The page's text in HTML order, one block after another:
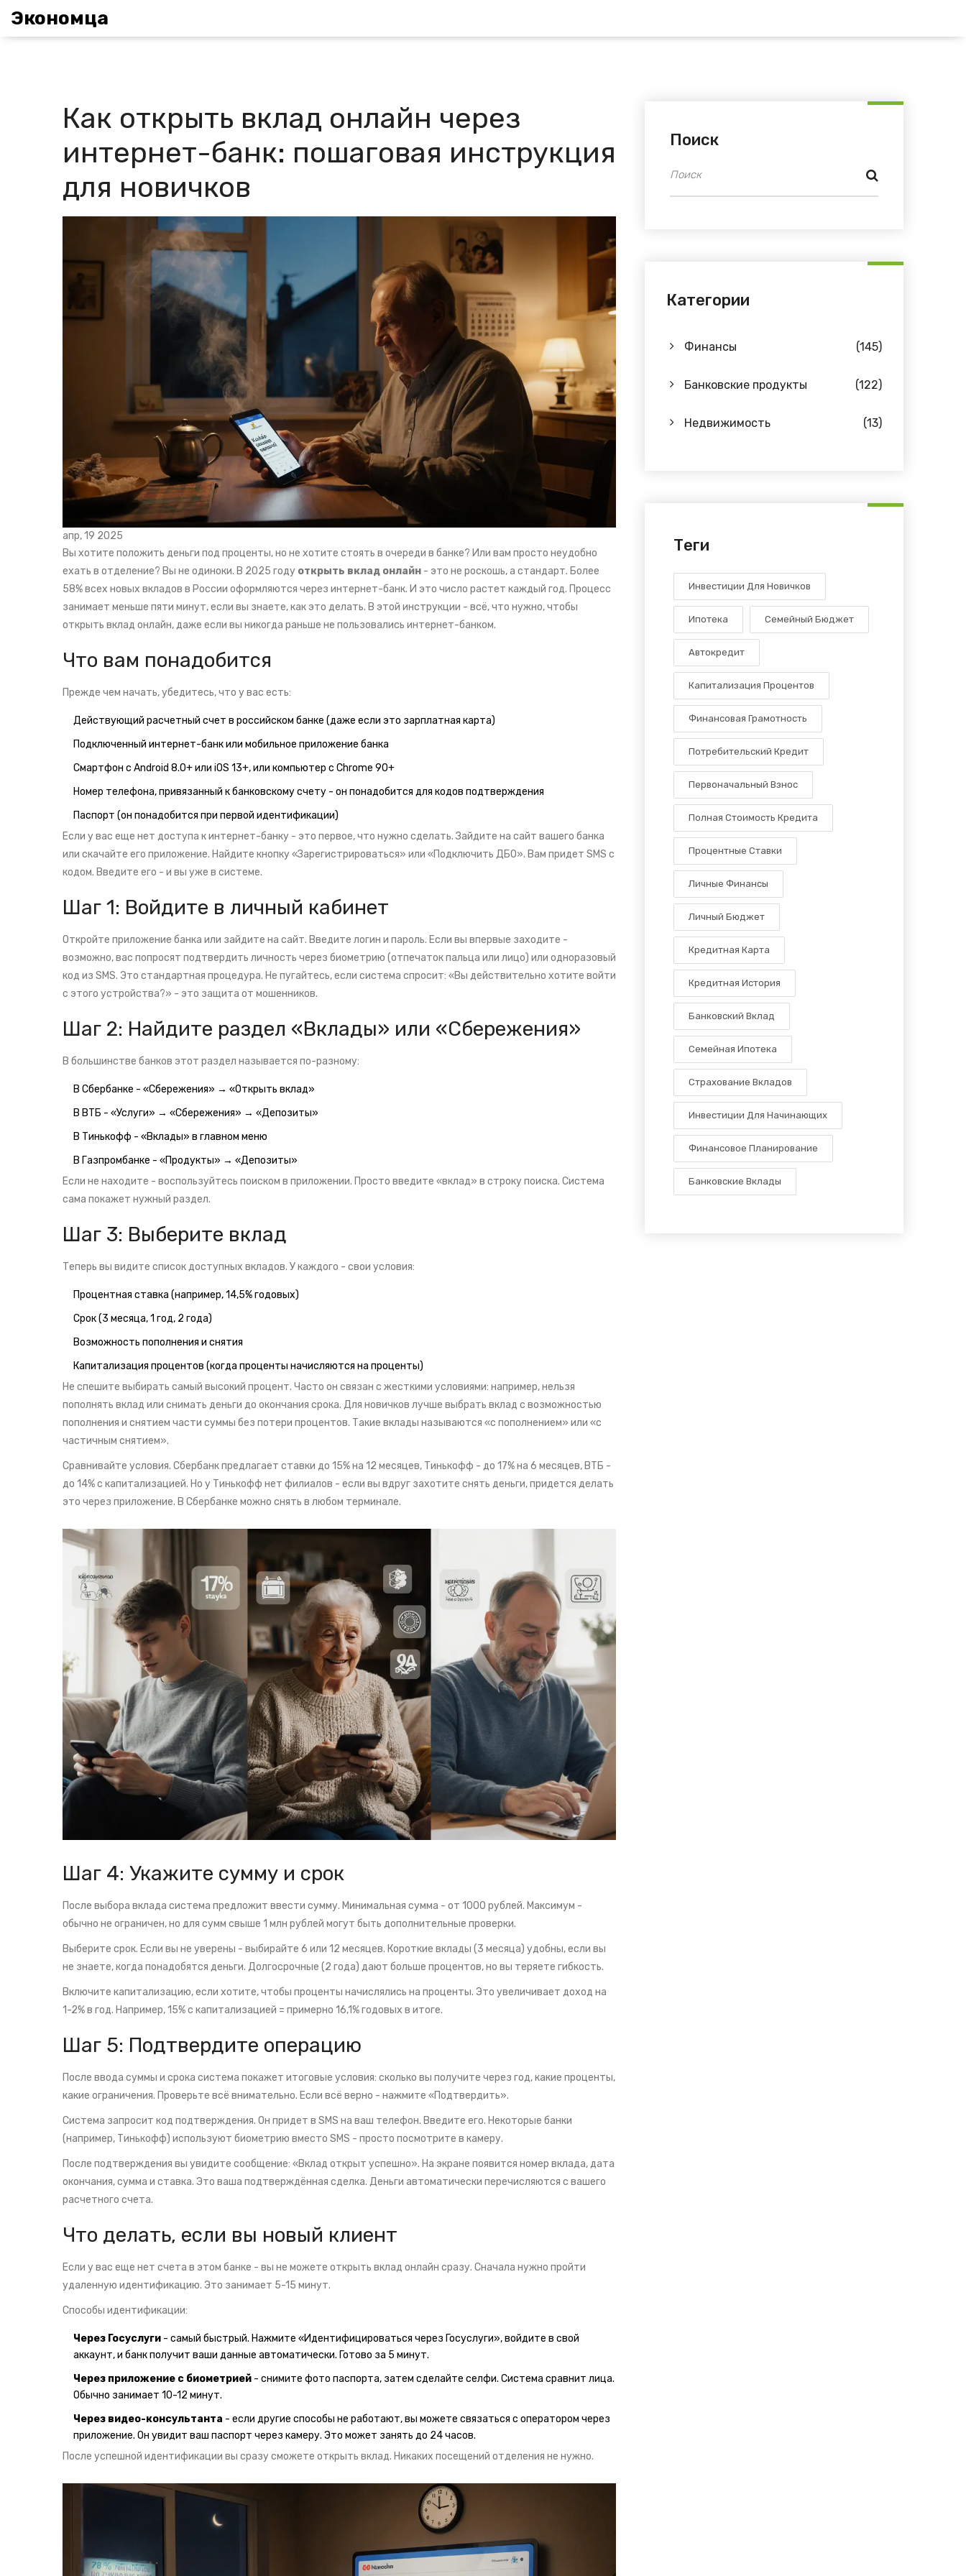
Экономца
Как открыть вклад онлайн через
интернет-банк: пошаговая инструкция
для новичков
апр, 19 2025
Вы хотите положить деньги под проценты, но не хотите стоять в очереди в банке? Или вам просто неудобно
ехать в отделение? Вы не одиноки. В 2025 году открыть вклад онлайн - это не роскошь, а стандарт. Более
58% всех новых вкладов в России оформляются через интернет-банк. И это число растет каждый год. Процесс
занимает меньше пяти минут, если вы знаете, как это делать. В этой инструкции - всё, что нужно, чтобы
открыть вклад онлайн, даже если вы никогда раньше не пользовались интернет-банком.
Что вам понадобится
Прежде чем начать, убедитесь, что у вас есть:
Действующий расчетный счет в российском банке (даже если это зарплатная карта)
Подключенный интернет-банк или мобильное приложение банка
Смартфон с Android 8.0+ или iOS 13+, или компьютер с Chrome 90+
Номер телефона, привязанный к банковскому счету - он понадобится для кодов подтверждения
Паспорт (он понадобится при первой идентификации)
Если у вас еще нет доступа к интернет-банку - это первое, что нужно сделать. Зайдите на сайт вашего банка
или скачайте его приложение. Найдите кнопку «Зарегистрироваться» или «Подключить ДБО». Вам придет SMS с
кодом. Введите его - и вы уже в системе.
Шаг 1: Войдите в личный кабинет
Откройте приложение банка или зайдите на сайт. Введите логин и пароль. Если вы впервые заходите -
возможно, вас попросят подтвердить личность через биометрию (отпечаток пальца или лицо) или одноразовый
код из SMS. Это стандартная процедура. Не пугайтесь, если система спросит: «Вы действительно хотите войти
с этого устройства?» - это защита от мошенников.
Шаг 2: Найдите раздел «Вклады» или «Сбережения»
В большинстве банков этот раздел называется по-разному:
В Сбербанке - «Сбережения» → «Открыть вклад»
В ВТБ - «Услуги» → «Сбережения» → «Депозиты»
В Тинькофф - «Вклады» в главном меню
В Газпромбанке - «Продукты» → «Депозиты»
Если не находите - воспользуйтесь поиском в приложении. Просто введите «вклад» в строку поиска. Система
сама покажет нужный раздел.
Шаг 3: Выберите вклад
Теперь вы видите список доступных вкладов. У каждого - свои условия:
Процентная ставка (например, 14,5% годовых)
Срок (3 месяца, 1 год, 2 года)
Возможность пополнения и снятия
Капитализация процентов (когда проценты начисляются на проценты)
Не спешите выбирать самый высокий процент. Часто он связан с жесткими условиями: например, нельзя
пополнять вклад или снимать деньги до окончания срока. Для новичков лучше выбрать вклад с возможностью
пополнения и снятием части суммы без потери процентов. Такие вклады называются «с пополнением» или «с
частичным снятием».
Сравнивайте условия. Сбербанк предлагает ставки до 15% на 12 месяцев, Тинькофф - до 17% на 6 месяцев, ВТБ -
до 14% с капитализацией. Но у Тинькофф нет филиалов - если вы вдруг захотите снять деньги, придется делать
это через приложение. В Сбербанке можно снять в любом терминале.
Шаг 4: Укажите сумму и срок
После выбора вклада система предложит ввести сумму. Минимальная сумма - от 1000 рублей. Максимум -
обычно не ограничен, но для сумм свыше 1 млн рублей могут быть дополнительные проверки.
Выберите срок. Если вы не уверены - выбирайте 6 или 12 месяцев. Короткие вклады (3 месяца) удобны, если вы
не знаете, когда понадобятся деньги. Долгосрочные (2 года) дают больше процентов, но вы теряете гибкость.
Включите капитализацию, если хотите, чтобы проценты начислялись на проценты. Это увеличивает доход на
1-2% в год. Например, 15% с капитализацией = примерно 16,1% годовых в итоге.
Шаг 5: Подтвердите операцию
После ввода суммы и срока система покажет итоговые условия: сколько вы получите через год, какие проценты,
какие ограничения. Проверьте всё внимательно. Если всё верно - нажмите «Подтвердить».
Система запросит код подтверждения. Он придет в SMS на ваш телефон. Введите его. Некоторые банки
(например, Тинькофф) используют биометрию вместо SMS - просто посмотрите в камеру.
После подтверждения вы увидите сообщение: «Вклад открыт успешно». На экране появится номер вклада, дата
окончания, сумма и ставка. Это ваша подтверждённая сделка. Деньги автоматически перечисляются с вашего
расчетного счета.
Что делать, если вы новый клиент
Если у вас еще нет счета в этом банке - вы не можете открыть вклад онлайн сразу. Сначала нужно пройти
удаленную идентификацию. Это занимает 5-15 минут.
Способы идентификации:
Через Госуслуги - самый быстрый. Нажмите «Идентифицироваться через Госуслуги», войдите в свой
аккаунт, и банк получит ваши данные автоматически. Готово за 5 минут.
Через приложение с биометрией - снимите фото паспорта, затем сделайте селфи. Система сравнит лица.
Обычно занимает 10-12 минут.
Через видео-консультанта - если другие способы не работают, вы можете связаться с оператором через
приложение. Он увидит ваш паспорт через камеру. Это может занять до 24 часов.
После успешной идентификации вы сразу сможете открыть вклад. Никаких посещений отделения не нужно.
Поиск
Категории
Финансы (145)
Банковские продукты (122)
Недвижимость (13)
Теги
Инвестиции Для Новичков
Ипотека Семейный Бюджет
Автокредит
Капитализация Процентов
Финансовая Грамотность
Потребительский Кредит
Первоначальный Взнос
Полная Стоимость Кредита
Процентные Ставки
Личные Финансы
Личный Бюджет
Кредитная Карта
Кредитная История
Банковский Вклад
Семейная Ипотека
Страхование Вкладов
Инвестиции Для Начинающих
Финансовое Планирование
Банковские Вклады